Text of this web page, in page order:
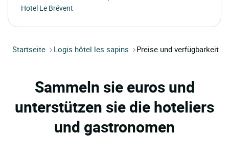
Hotel Le Brévent
Startseite Logis hôtel les sapins Preise und verfügbarkeit
Sammeln sie euros und
unterstützen sie die hoteliers
und gastronomen